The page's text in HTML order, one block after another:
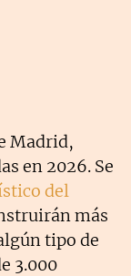
Madrid,
en 2026. Se
del
más
tipo de
3.000